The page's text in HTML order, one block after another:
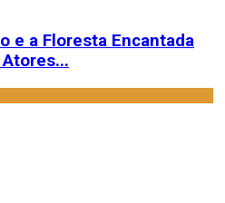
e a Floresta Encantada